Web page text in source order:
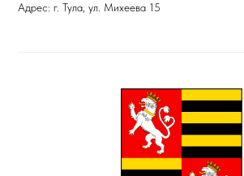
Адрес: г. Тула, ул. Михеева 15